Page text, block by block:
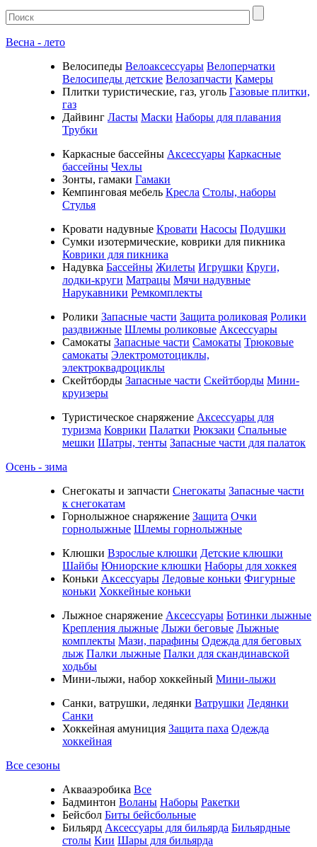
Весна - лето
Велосипеды Велоаксессуары Велоперчатки
Велосипеды детские Велозапчасти Камеры
Плитки туристические, газ, уголь Газовые плитки,
газ
Дайвинг Ласты Маски Наборы для плавания
Трубки
Каркасные бассейны Аксессуары Каркасные
бассейны Чехлы
Зонты, гамаки Гамаки
Кемпинговая мебель Кресла Столы, наборы
Стулья
Кровати надувные Кровати Насосы Подушки
Cумки изотермические, коврики для пикника
Коврики для пикника
Надувка Бассейны Жилеты Игрушки Круги,
лодки-круги Матрацы Мячи надувные
Нарукавники Ремкомплекты
Ролики Запасные части Защита роликовая Ролики
раздвижные Шлемы роликовые Аксессуары
Самокаты Запасные части Самокаты Трюковые
самокаты Электромотоциклы,
электроквадроциклы
Скейтборды Запасные части Скейтборды Мини-
круизеры
Туристическое снаряжение Аксессуары для
туризма Коврики Палатки Рюкзаки Спальные
мешки Шатры, тенты Запасные части для палаток
Осень - зима
Cнегокаты и запчасти Снегокаты Запасные части
к снегокатам
Горнолыжное снаряжение Защита Очки
горнолыжные Шлемы горнолыжные
Клюшки Взрослые клюшки Детские клюшки
Шайбы Юниорские клюшки Наборы для хоккея
Коньки Аксессуары Ледовые коньки Фигурные
коньки Хоккейные коньки
Лыжное снаряжение Аксессуары Ботинки лыжные
Крепления лыжные Лыжи беговые Лыжные
комплекты Мази, парафины Одежда для беговых
лыж Палки лыжные Палки для скандинавской
ходьбы
Мини-лыжи, набор хоккейный Мини-лыжи
Санки, ватрушки, ледянки Ватрушки Ледянки
Санки
Хоккейная амуниция Защита паха Одежда
хоккейная
Все сезоны
Аквааэробика Все
Бадминтон Воланы Наборы Ракетки
Бейсбол Биты бейсбольные
Бильярд Аксессуары для бильярда Бильярдные
столы Кии Шары для бильярда